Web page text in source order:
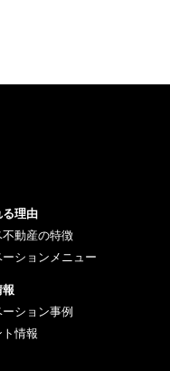
る理由
不動産の特徴
ーションメニュー
ーション事例
ト情報